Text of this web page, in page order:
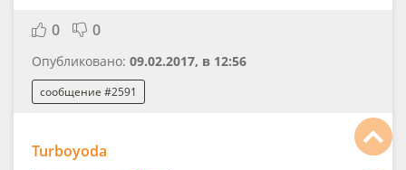
0 0
Опубликовано: 09.02.2017, в 12:56
сообщение #2591
Turboyoda